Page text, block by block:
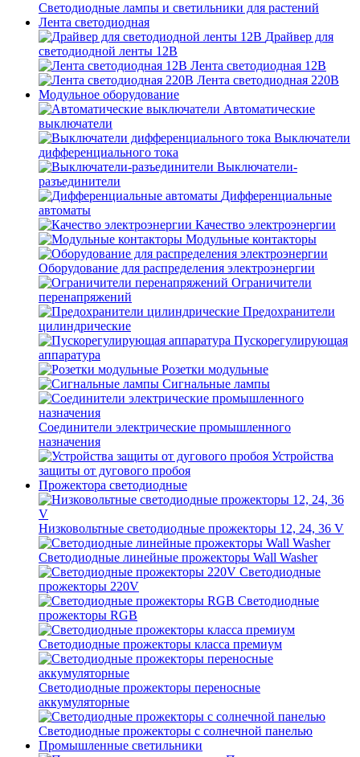
Светодиодные лампы и светильники для растений
Лента светодиодная
Драйвер для
светодиодной ленты 12В
Лента светодиодная 12В
Лента светодиодная 220В
Модульное оборудование
Автоматические
выключатели
Выключатели
дифференциального тока
Выключатели-
разъединители
Дифференциальные
автоматы
Качество электроэнергии
Модульные контакторы
Оборудование для распределения электроэнергии
Ограничители
перенапряжений
Предохранители
цилиндрические
Пускорегулирующая
аппаратура
Розетки модульные
Сигнальные лампы
Соединители электрические промышленного
назначения
Устройства
защиты от дугового пробоя
Прожектора светодиодные
Низковольтные светодиодные прожекторы 12, 24, 36 V
Светодиодные линейные прожекторы Wall Washer
Светодиодные
прожекторы 220V
Светодиодные
прожекторы RGB
Светодиодные прожекторы класса премиум
Светодиодные прожекторы переносные
аккумуляторные
Светодиодные прожекторы с солнечной панелью
Промышленные светильники